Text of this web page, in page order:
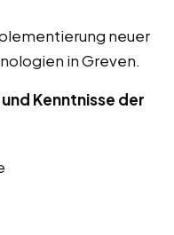
neuer
in Greven.
Kenntnisse der